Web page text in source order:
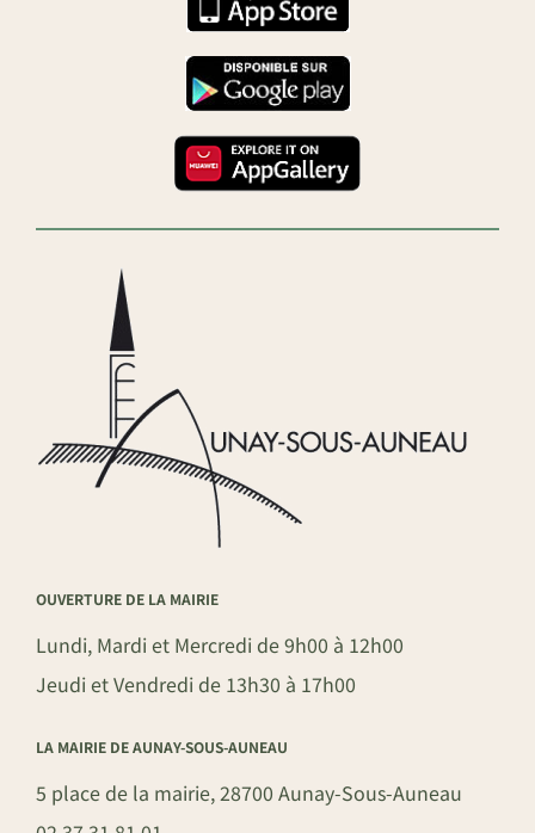
OUVERTURE DE LA MAIRIE
Lundi, Mardi et Mercredi de 9h00 à 12h00
Jeudi et Vendredi de 13h30 à 17h00
LA MAIRIE DE AUNAY-SOUS-AUNEAU
5 place de la mairie, 28700 Aunay-Sous-Auneau